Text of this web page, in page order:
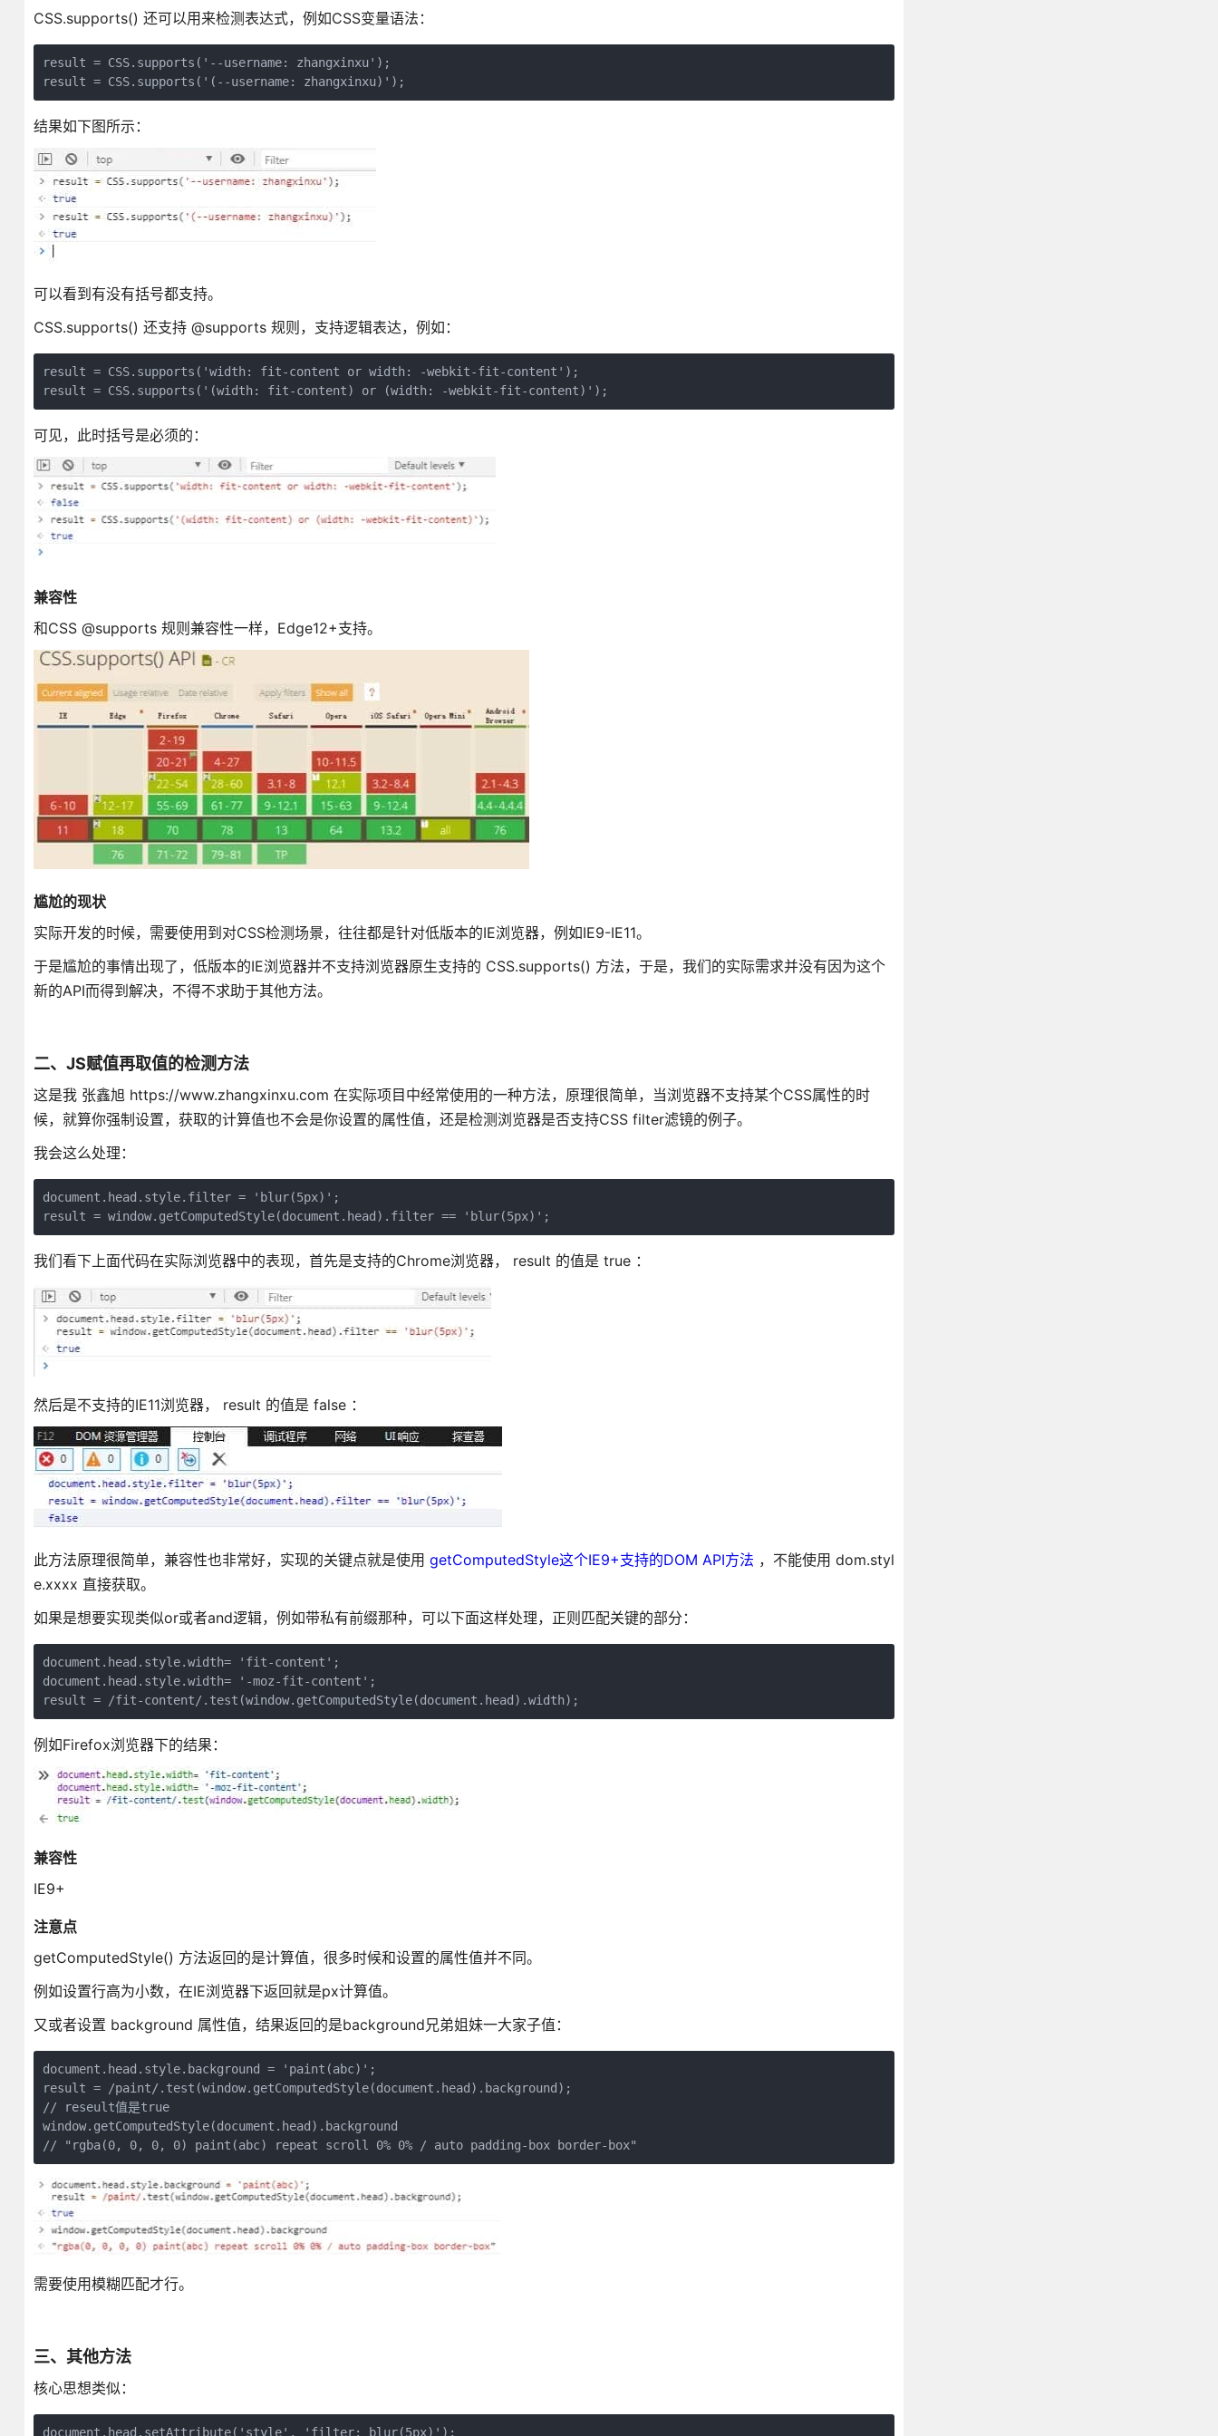
CSS.supports() 还可以用来检测表达式，例如CSS变量语法：
result = CSS.supports('--username: zhangxinxu');
result = CSS.supports('(--username: zhangxinxu)');
结果如下图所示：
可以看到有没有括号都支持。
CSS.supports() 还支持 @supports 规则，支持逻辑表达，例如：
result = CSS.supports('width: fit-content or width: -webkit-fit-content');
result = CSS.supports('(width: fit-content) or (width: -webkit-fit-content)');
可见，此时括号是必须的：
兼容性
和CSS @supports 规则兼容性一样，Edge12+支持。
尴尬的现状
实际开发的时候，需要使用到对CSS检测场景，往往都是针对低版本的IE浏览器，例如IE9-IE11。
于是尴尬的事情出现了，低版本的IE浏览器并不支持浏览器原生支持的 CSS.supports() 方法，于是，我们的实际需求并没有因为这个
新的API而得到解决，不得不求助于其他方法。
二、JS赋值再取值的检测方法
这是我 张鑫旭 https://www.zhangxinxu.com 在实际项目中经常使用的一种方法，原理很简单，当浏览器不支持某个CSS属性的时
候，就算你强制设置，获取的计算值也不会是你设置的属性值，还是检测浏览器是否支持CSS filter滤镜的例子。
我会这么处理：
document.head.style.filter = 'blur(5px)';
result = window.getComputedStyle(document.head).filter == 'blur(5px)';
我们看下上面代码在实际浏览器中的表现，首先是支持的Chrome浏览器， result 的值是 true ：
然后是不支持的IE11浏览器， result 的值是 false ：
此方法原理很简单，兼容性也非常好，实现的关键点就是使用 getComputedStyle这个IE9+支持的DOM API方法 ，不能使用 dom.styl
e.xxxx 直接获取。
如果是想要实现类似or或者and逻辑，例如带私有前缀那种，可以下面这样处理，正则匹配关键的部分：
document.head.style.width= 'fit-content';
document.head.style.width= '-moz-fit-content';
result = /fit-content/.test(window.getComputedStyle(document.head).width);
例如Firefox浏览器下的结果：
兼容性
IE9+
注意点
getComputedStyle() 方法返回的是计算值，很多时候和设置的属性值并不同。
例如设置行高为小数，在IE浏览器下返回就是px计算值。
又或者设置 background 属性值，结果返回的是background兄弟姐妹一大家子值：
document.head.style.background = 'paint(abc)';
result = /paint/.test(window.getComputedStyle(document.head).background);
// reseult值是true
window.getComputedStyle(document.head).background
// "rgba(0, 0, 0, 0) paint(abc) repeat scroll 0% 0% / auto padding-box border-box"
需要使用模糊匹配才行。
三、其他方法
核心思想类似：
document.head.setAttribute('style', 'filter: blur(5px)');